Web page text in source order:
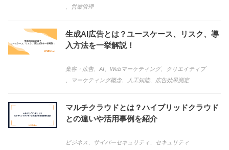
営業管理
生成AI広告とは？ユースケース、リスク、導
入方法を一挙解説！
集客・広告、 AI Webマーケティング、
クリエイティブ
マーケティング概念、 人工知能、 広告効果測定
マルチクラウドとは？ハイブリッドクラウド
との違いや活用事例を紹介
ビジネス サイバーセキュリティ
セキュリティ